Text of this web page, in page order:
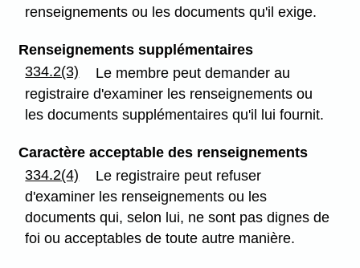
renseignements ou les documents qu'il exige.
Renseignements supplémentaires
334.2(3)
Le membre peut demander au
registraire d'examiner les renseignements ou
les documents supplémentaires qu'il lui fournit.
Caractère acceptable des renseignements
334.2(4)
Le registraire peut refuser
d'examiner les renseignements ou les
documents qui, selon lui, ne sont pas dignes de
foi ou acceptables de toute autre manière.